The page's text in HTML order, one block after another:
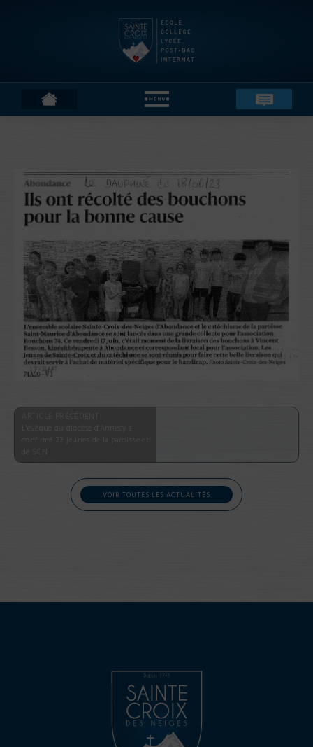
L'évêque du diocèse d'Annecy a
confirmé 22 jeunes de la paroisse et
VOIR TOUTES LES ACTUALITÉS